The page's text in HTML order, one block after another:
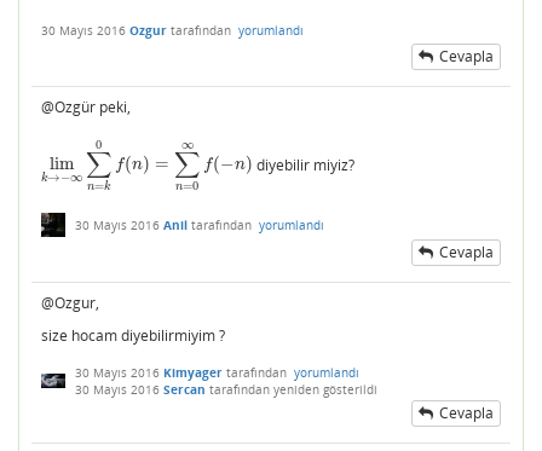
30 Mayıs 2016 Ozgur tarafından yorumlandı
Cevapla
@Ozgür peki,
lim
k→−∞ ∑
n=k
0
f(n) = ∑
n=0
∞
f(−n)
limk→ −∞ ∑ n=k0f n)= ∑n = 0∞f(−n) diyebilir miyiz?
30 Mayıs 2016 Anil tarafından yorumlandı
Cevapla
@Ozgur,
size hocam diyebilirmiyim ?
30 Mayıs 2016 Kimyager tarafından yorumlandı
30 Mayıs 2016 Sercan tarafından yeniden gösterildi
Cevapla